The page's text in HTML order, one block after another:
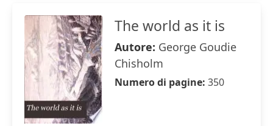
The world as it is
Autore: George Goudie
Chisholm
Numero di pagine: 350